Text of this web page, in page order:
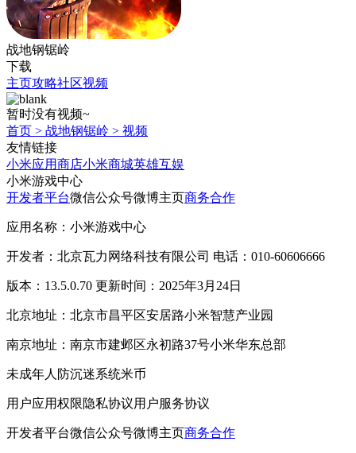
战地钢锯岭
下载
主页攻略社区视频
暂时没有视频~
首页 > 战地钢锯岭 > 视频
友情链接
小米应用商店小米商城英雄互娱
小米游戏中心
开发者平台微信公众号微博主页商务合作
应用名称：小米游戏中心
开发者：北京瓦力网络科技有限公司 电话：010-60606666
版本：13.5.0.70 更新时间：2025年3月24日
北京地址：北京市昌平区安居路小米智慧产业园
南京地址：南京市建邺区永初路37号小米华东总部
未成年人防沉迷系统米币
用户应用权限隐私协议用户服务协议
开发者平台微信公众号微博主页商务合作